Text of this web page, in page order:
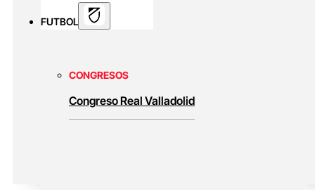
FUTBOL
CONGRESOS
Congreso Real Valladolid